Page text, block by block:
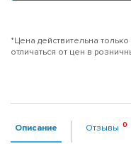
*Цена действительна
отличаться от цен в
Описание Отзывы